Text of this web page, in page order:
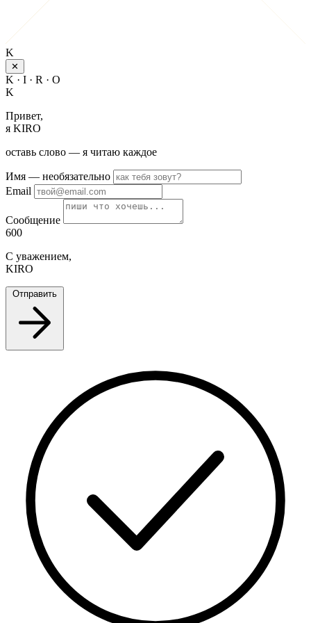
K
✕
K · I · R · O
K
Привет,
я KIRO
оставь слово — я читаю каждое
Имя — необязательно
Email
Сообщение
600
С уважением,
KIRO
Отправить